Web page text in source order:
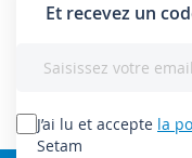
Et recevez un
lettre
d’information
J’ai lu et accepte la
Setam